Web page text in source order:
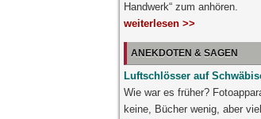
Handwerk“ zum anhören.
weiterlesen >>
ANEKDOTEN & SAGEN
Luftschlösser auf
Wie war es früher?
keine, Bücher wenig, aber